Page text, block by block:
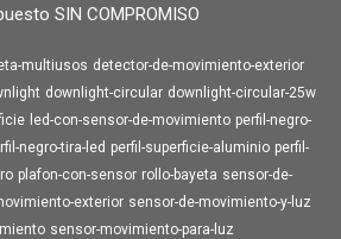
SIN COMPROMISO
multiusos detector-de-movimiento-exterior
downlight-circular downlight-circular-25w
led-con-sensor-de-movimiento perfil-negro-
negro-tira-led perfil-superficie-aluminio perfil-
plafon-con-sensor rollo-bayeta sensor-de-
exterior sensor-de-movimiento-y-luz
sensor-movimiento-para-luz